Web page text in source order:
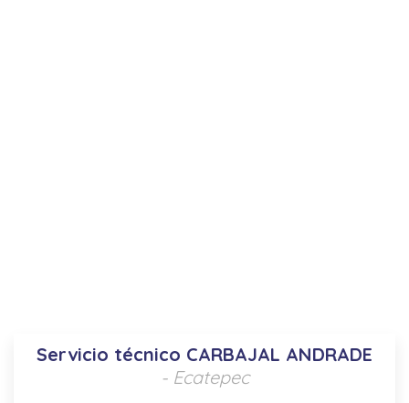
Servicio técnico CARBAJAL ANDRADE
- Ecatepec